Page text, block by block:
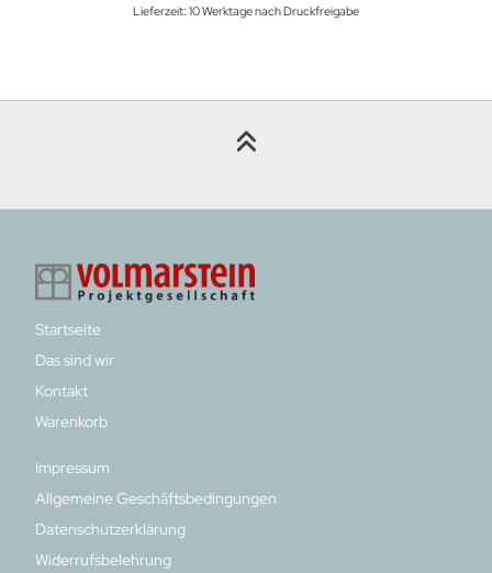
Lieferzeit: 10 Werktage nach Druckfreigabe
Startseite
Das sind wir
Kontakt
Warenkorb
Impressum
Allgemeine Geschäftsbedingungen
Datenschutzerklärung
Widerrufsbelehrung